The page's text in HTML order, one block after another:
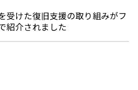
受けた復旧支援の取り組みがフ
紹介されました